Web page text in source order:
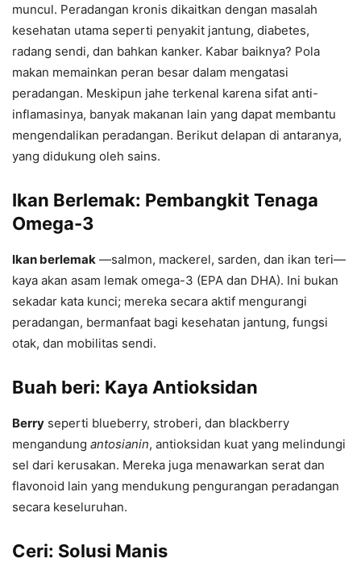
muncul. Peradangan kronis dikaitkan dengan masalah
kesehatan utama seperti penyakit jantung, diabetes,
radang sendi, dan bahkan kanker. Kabar baiknya? Pola
makan memainkan peran besar dalam mengatasi
peradangan. Meskipun jahe terkenal karena sifat anti-
inflamasinya, banyak makanan lain yang dapat membantu
mengendalikan peradangan. Berikut delapan di antaranya,
yang didukung oleh sains.
Ikan Berlemak: Pembangkit Tenaga
Omega-3
Ikan berlemak —salmon, mackerel, sarden, dan ikan teri—
kaya akan asam lemak omega-3 (EPA dan DHA). Ini bukan
sekadar kata kunci; mereka secara aktif mengurangi
peradangan, bermanfaat bagi kesehatan jantung, fungsi
otak, dan mobilitas sendi.
Buah beri: Kaya Antioksidan
Berry seperti blueberry, stroberi, dan blackberry
mengandung antosianin, antioksidan kuat yang melindungi
sel dari kerusakan. Mereka juga menawarkan serat dan
flavonoid lain yang mendukung pengurangan peradangan
secara keseluruhan.
Ceri: Solusi Manis